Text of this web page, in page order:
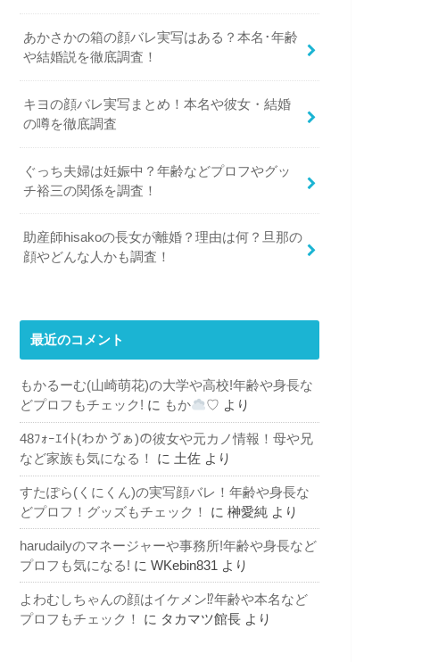
あかさかの箱の顔バレ実写はある？本名･年齢
や結婚説を徹底調査！
キヨの顔バレ実写まとめ！本名や彼女・結婚
の噂を徹底調査
ぐっち夫婦は妊娠中？年齢などプロフやグッ
チ裕三の関係を調査！
助産師hisakoの長女が離婚？理由は何？旦那の
顔やどんな人かも調査！
最近のコメント
もかるーむ(山崎萌花)の大学や高校!年齢や身長な
どプロフもチェック! に もか ♡ より
48ﾌｫｰｴｲﾄ(わかゔぁ)の彼女や元カノ情報！母や兄
など家族も気になる！
に 土佐 より
すたぽら(くにくん)の実写顔バレ！年齢や身長な
どプロフ！グッズもチェック！
に 榊愛純 より
harudailyのマネージャーや事務所!年齢や身長など
プロフも気になる! に WKebin831 より
よわむしちゃんの顔はイケメン⁉年齢や本名など
プロフもチェック！
に タカマツ館長 より